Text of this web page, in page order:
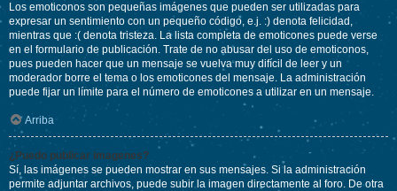
Los emoticonos son pequeñas imágenes que pueden ser utilizadas para
expresar un sentimiento con un pequeño código, e.j. :) denota felicidad,
mientras que :( denota tristeza. La lista completa de emoticones puede verse
en el formulario de publicación. Trate de no abusar del uso de emoticonos,
pues pueden hacer que un mensaje se vuelva muy difícil de leer y un
moderador borre el tema o los emoticones del mensaje. La administración
puede fijar un límite para el número de emoticones a utilizar en un mensaje.
Arriba
¿Puedo publicar imagenes?
Sí, las imágenes se pueden mostrar en sus mensajes. Si la administración
permite adjuntar archivos, puede subir la imagen directamente al foro. De otra